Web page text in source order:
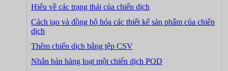
Hiểu về các trạng thái của chiến dịch
Cách tạo và đồng bộ hóa các thiết kế sản phẩm của chiến
dịch
Thêm chiến dịch bằng tệp CSV
Nhân bản hàng loạt một chiến dịch POD